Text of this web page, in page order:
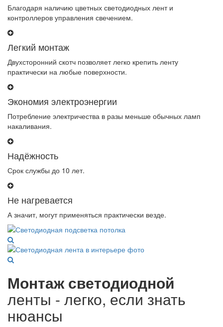
Благодаря наличию цветных светодиодных лент и
контроллеров управления свечением.
Легкий монтаж
Двухсторонний скотч позволяет легко крепить ленту
практически на любые поверхности.
Экономия электроэнергии
Потребление электричества в разы меньше обычных ламп
накаливания.
Надёжность
Срок службы до 10 лет.
Не нагревается
А значит, могут применяться практически везде.
Монтаж светодиодной
ленты - легко, если знать
нюансы